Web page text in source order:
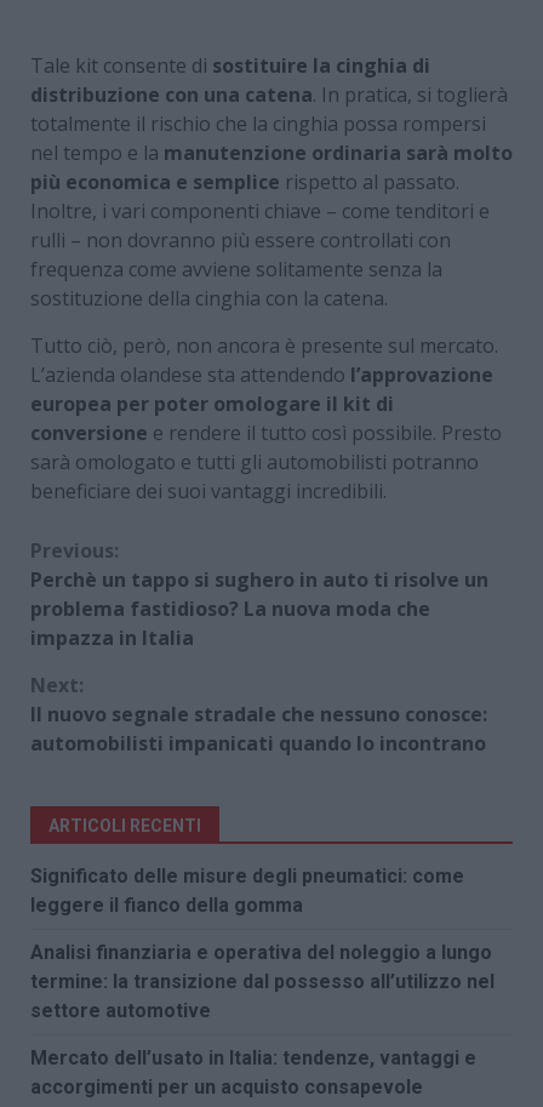
Tale kit consente di sostituire la cinghia di
distribuzione con una catena. In pratica, si toglierà
totalmente il rischio che la cinghia possa rompersi
nel tempo e la manutenzione ordinaria sarà molto
più economica e semplice rispetto al passato.
Inoltre, i vari componenti chiave – come tenditori e
rulli – non dovranno più essere controllati con
frequenza come avviene solitamente senza la
sostituzione della cinghia con la catena.
Tutto ciò, però, non ancora è presente sul mercato.
L’azienda olandese sta attendendo l’approvazione
europea per poter omologare il kit di
conversione e rendere il tutto così possibile. Presto
sarà omologato e tutti gli automobilisti potranno
beneficiare dei suoi vantaggi incredibili.
Continue
Reading
Previous:
Perchè un tappo si sughero in auto ti risolve un
problema fastidioso? La nuova moda che
impazza in Italia
Next:
Il nuovo segnale stradale che nessuno conosce:
automobilisti impanicati quando lo incontrano
ARTICOLI RECENTI
Significato delle misure degli pneumatici: come
leggere il fianco della gomma
Analisi finanziaria e operativa del noleggio a lungo
termine: la transizione dal possesso all’utilizzo nel
settore automotive
Mercato dell’usato in Italia: tendenze, vantaggi e
accorgimenti per un acquisto consapevole